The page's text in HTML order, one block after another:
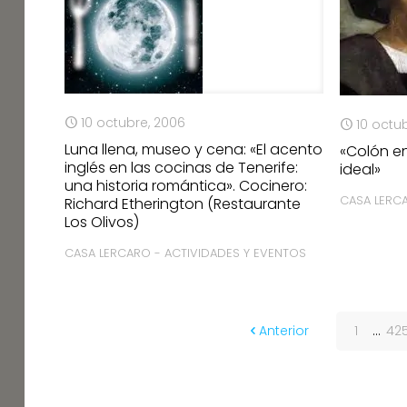
10 octubre, 2006
Luna llena, museo y cena: «El acento
inglés en las cocinas de Tenerife:
una historia romántica». Cocinero:
Richard Etherington (Restaurante
Los Olivos)
CASA LERCARO - ACTIVIDADES Y EVENTOS
10
«Colón
ideal»
CASA
Anterior 1 ...